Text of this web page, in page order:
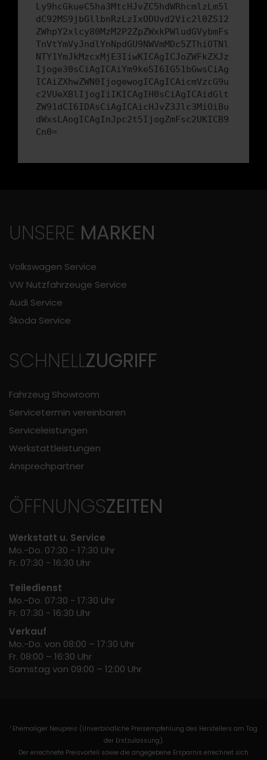
Ly9hcGkueC5ha3MtcHJvZC5hdWRhcmlzLm5l
dC92MS9jbGllbnRzLzIxODUvd2Vic2l0ZS12
ZWhpY2xlcy80MzM2P2ZpZWxkPWludGVybmFs
TnVtYmVyJndlYnNpdGU9NWVmMDc5ZThiOTNl
NTY1YmJkMzcxMjE3IiwKICAgICJoZWFkZXJz
Ijoge30sCiAgICAiYm9keSI6IG51bGwsCiAg
ICAiZXhwZWN0IjogewogICAgICAicmVzcG9u
c2VUeXBlIjogIiIKICAgIH0sCiAgICAidGlt
ZW91dCI6IDAsCiAgICAicHJvZ3Jlc3MiOiBu
dWxsLAogICAgInJpc2t5IjogZmFsc2UKICB9
Cn0=
UNSERE MARKEN
Volkswagen Service
VW Nutzfahrzeuge Service
Audi Service
Škoda Service
SCHNELLZUGRIFF
Fahrzeug Showroom
Servicetermin vereinbaren
Serviceleistungen
Werkstattleistungen
Ansprechpartner
ÖFFNUNGSZEITEN
Werkstatt u. Service
Mo.-Do. 07:30 - 17:30 Uhr
Fr. 07:30 - 16:30 Uhr
Teiledienst
Mo.-Do. 07:30 - 17:30 Uhr
Fr. 07:30 - 16:30 Uhr
Verkauf
Mo.-Do. von 08:00 – 17:30 Uhr
Fr. 08:00 – 16:30 Uhr
Samstag von 09:00 – 12:00 Uhr
1 Ehemaliger Neupreis (Unverbindliche Preisempfehlung des Herstellers am Tag
der Erstzulassung).
Der errechnete Preisvorteil sowie die angegebene Ersparnis errechnet sich